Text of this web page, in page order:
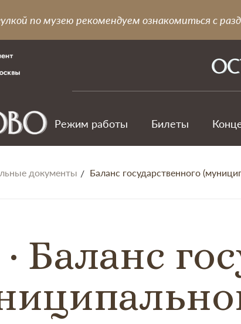
по музею рекомендуем ознакомиться с
Режим работы Билеты
документы Баланс государственного
Баланс